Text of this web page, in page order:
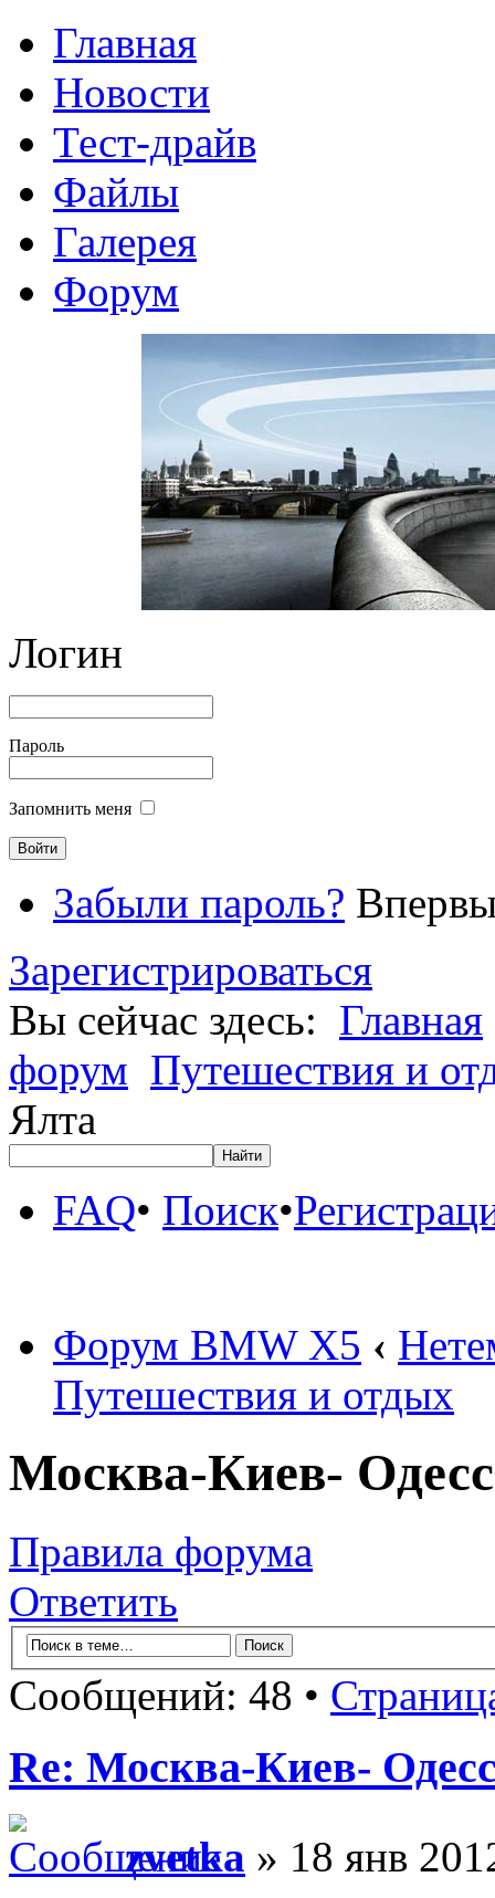
Главная
Новости
Тест-драйв
Файлы
Галерея
Форум
Логин
Пароль
Запомнить меня
Забыли пароль?
Зарегистрироваться
Вы сейчас здесь: Главная
форум Путешествия и
Ялта
FAQ• Поиск•
Форум BMW X5 ‹
Путешествия и отдых
Москва-Киев-
Правила форума
Ответить
Сообщений: 48 •
Re: Москва-Киев-
zvetka » 18 янв